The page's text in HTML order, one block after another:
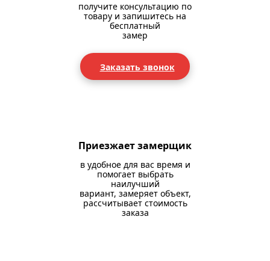
получите консультацию по
товару и запишитесь на
бесплатный
замер
Заказать звонок
Приезжает замерщик
в удобное для вас время и
помогает выбрать
наилучший
вариант, замеряет объект,
рассчитывает стоимость
заказа